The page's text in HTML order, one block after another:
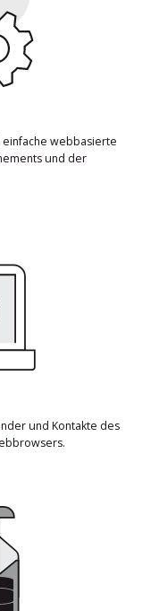
webbasierte
und der
und Kontakte des